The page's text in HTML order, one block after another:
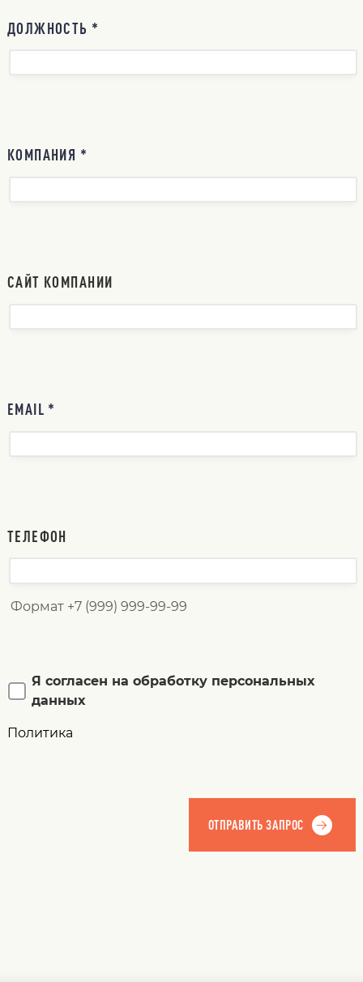
ДОЛЖНОСТЬ *
КОМПАНИЯ *
САЙТ КОМПАНИИ
EMAIL *
ТЕЛЕФОН
Формат +7 (999) 999-99-99
Я согласен на обработку персональных
данных
Политика